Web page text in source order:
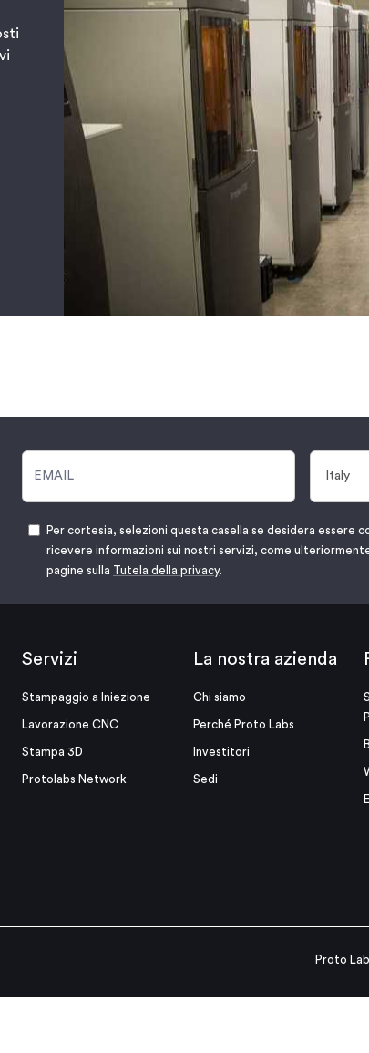
Per cortesia, selezioni questa casella se desidera essere
ricevere informazioni sui nostri servizi, come
pagine sulla Tutela della privacy.
Servizi
Stampaggio a Iniezione
Lavorazione CNC
Stampa 3D
Protolabs Network
La nostra azienda
Chi siamo
Perché Proto Labs
Investitori
Sedi
Proto